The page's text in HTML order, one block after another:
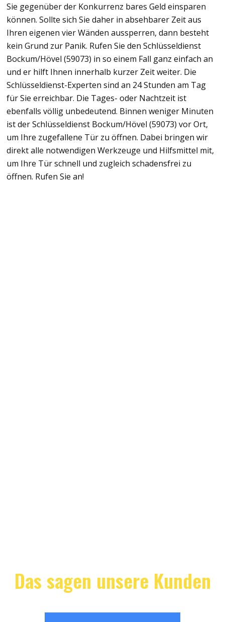
Sie gegenüber der Konkurrenz bares Geld einsparen
können. Sollte sich Sie daher in absehbarer Zeit aus
Ihren eigenen vier Wänden aussperren, dann besteht
kein Grund zur Panik. Rufen Sie den Schlüsseldienst
Bockum/Hövel (59073) in so einem Fall ganz einfach an
und er hilft Ihnen innerhalb kurzer Zeit weiter. Die
Schlüsseldienst-Experten sind an 24 Stunden am Tag
für Sie erreichbar. Die Tages- oder Nachtzeit ist
ebenfalls völlig unbedeutend. Binnen weniger Minuten
ist der Schlüsseldienst Bockum/Hövel (59073) vor Ort,
um Ihre zugefallene Tür zu öffnen. Dabei bringen wir
direkt alle notwendigen Werkzeuge und Hilfsmittel mit,
um Ihre Tür schnell und zugleich schadensfrei zu
öffnen. Rufen Sie an!
Das sagen unsere Kunden